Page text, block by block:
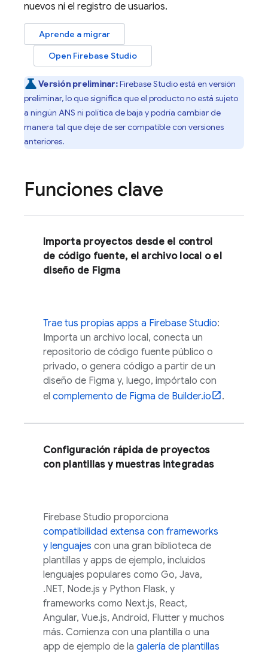
nuevos ni el registro de usuarios.
Aprende a migrar
Open Firebase Studio
Versión preliminar:Firebase Studioestá en versión
preliminar, lo que significa que el producto no está sujeto
a ningún ANS ni política de baja y podría cambiar de
manera tal que deje de ser compatible con versiones
anteriores.
Funciones clave
Importa proyectos desde el control
de código fuente, el archivo local o el
diseño de Figma
Trae tus propias apps a Firebase Studio:
Importa un archivo local, conecta un
repositorio de código fuente público o
privado, o genera código a partir de un
diseño de Figma y, luego, impórtalo con
el complemento de Figma de Builder.io .
Configuración rápida de proyectos
con plantillas y muestras integradas
Firebase Studio proporciona
compatibilidad extensa con frameworks
y lenguajes con una gran biblioteca de
plantillas y apps de ejemplo, incluidos
lenguajes populares como Go, Java,
.NET, Node.js y Python Flask, y
frameworks como Next.js, React,
Angular, Vue.js, Android, Flutter y muchos
más. Comienza con una plantilla o una
app de ejemplo de la galería de plantillas